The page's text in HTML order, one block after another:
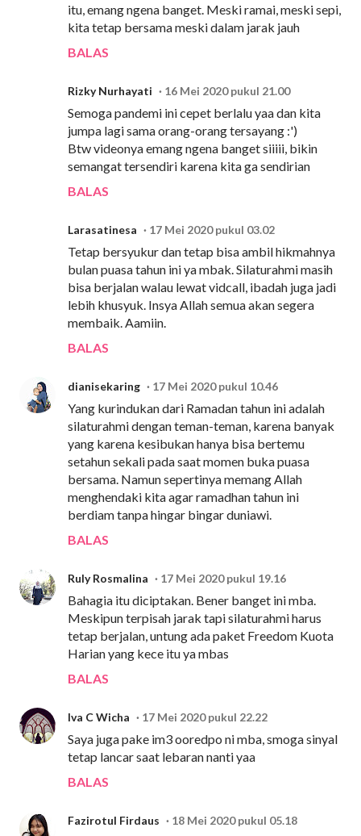
itu, emang ngena banget. Meski ramai, meski sepi,
kita tetap bersama meski dalam jarak jauh
BALAS
Rizky Nurhayati 16 Mei 2020 pukul 21.00
Semoga pandemi ini cepet berlalu yaa dan kita
jumpa lagi sama orang-orang tersayang :')
Btw videonya emang ngena banget siiiii, bikin
semangat tersendiri karena kita ga sendirian
BALAS
Larasatinesa 17 Mei 2020 pukul 03.02
Tetap bersyukur dan tetap bisa ambil hikmahnya
bulan puasa tahun ini ya mbak. Silaturahmi masih
bisa berjalan walau lewat vidcall, ibadah juga jadi
lebih khusyuk. Insya Allah semua akan segera
membaik. Aamiin.
BALAS
dianisekaring 17 Mei 2020 pukul 10.46
Yang kurindukan dari Ramadan tahun ini adalah
silaturahmi dengan teman-teman, karena banyak
yang karena kesibukan hanya bisa bertemu
setahun sekali pada saat momen buka puasa
bersama. Namun sepertinya memang Allah
menghendaki kita agar ramadhan tahun ini
berdiam tanpa hingar bingar duniawi.
BALAS
Ruly Rosmalina 17 Mei 2020 pukul 19.16
Bahagia itu diciptakan. Bener banget ini mba.
Meskipun terpisah jarak tapi silaturahmi harus
tetap berjalan, untung ada paket Freedom Kuota
Harian yang kece itu ya mbas
BALAS
Iva C Wicha 17 Mei 2020 pukul 22.22
Saya juga pake im3 ooredpo ni mba, smoga sinyal
tetap lancar saat lebaran nanti yaa
BALAS
Fazirotul Firdaus 18 Mei 2020 pukul 05.18